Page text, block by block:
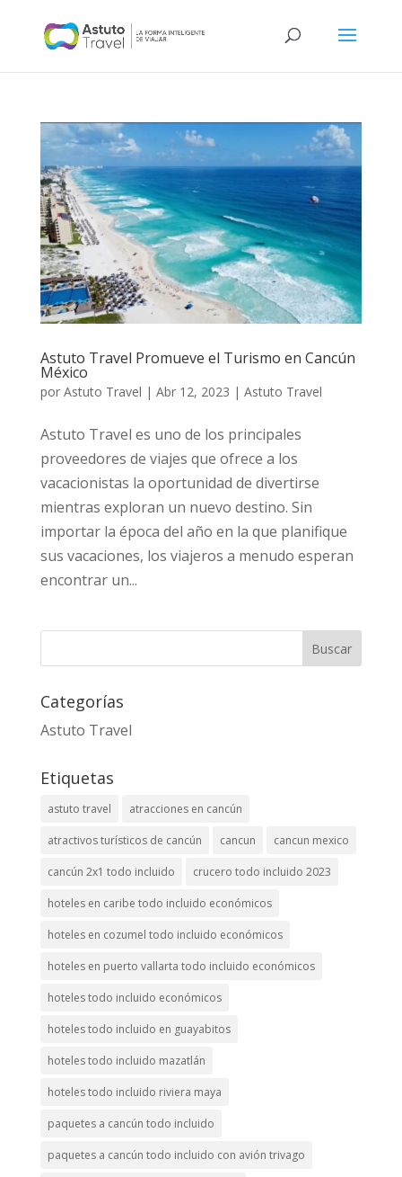
Astuto Travel Promueve el Turismo en Cancún
México
por Astuto Travel | Abr 12, 2023 | Astuto Travel
Astuto Travel es uno de los principales
proveedores de viajes que ofrece a los
vacacionistas la oportunidad de divertirse
mientras exploran un nuevo destino. Sin
importar la época del año en la que planifique
sus vacaciones, los viajeros a menudo esperan
encontrar un...
Categorías
Astuto Travel
Etiquetas
astuto travel atracciones en cancún
atractivos turísticos de cancún cancun cancun mexico
cancún 2x1 todo incluido crucero todo incluido 2023
hoteles en caribe todo incluido económicos
hoteles en cozumel todo incluido económicos
hoteles en puerto vallarta todo incluido económicos
hoteles todo incluido económicos
hoteles todo incluido en guayabitos
hoteles todo incluido mazatlán
hoteles todo incluido riviera maya
paquetes a cancún todo incluido
paquetes a cancún todo incluido con avión trivago